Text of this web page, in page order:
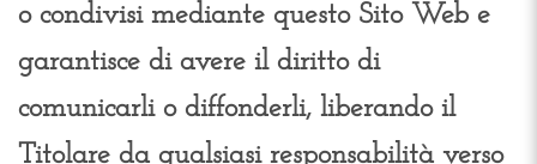
o condivisi mediante questo Sito Web e
garantisce di avere il diritto di
comunicarli o diffonderli, liberando il
Titolare da qualsiasi responsabilità verso